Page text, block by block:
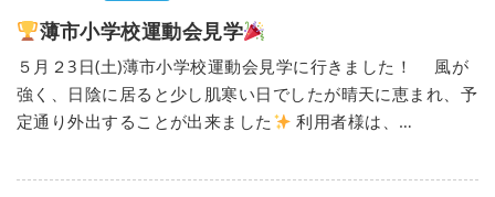
薄市小学校運動会見学
５月２3日(土)薄市小学校運動会見学に行きました！ 風が
強く、日陰に居ると少し肌寒い日でしたが晴天に恵まれ、予
定通り外出することが出来ました
利用者様は、…